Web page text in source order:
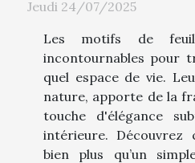
Jeudi 24/07/2025
Les motifs de
incontournables pour
quel espace de vie.
nature, apporte de la
touche d'élégance
intérieure. Découvrez
bien plus qu’un